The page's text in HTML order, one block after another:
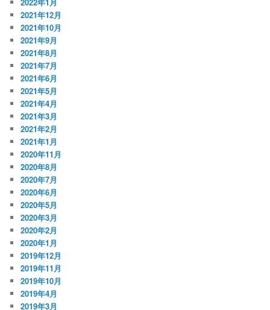
2021年12月
2021年10月
2021年9月
2021年8月
2021年7月
2021年6月
2021年5月
2021年4月
2021年3月
2021年2月
2021年1月
2020年11月
2020年8月
2020年7月
2020年6月
2020年5月
2020年3月
2020年2月
2020年1月
2019年12月
2019年11月
2019年10月
2019年4月
2019年3月